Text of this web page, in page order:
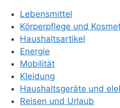
Lebensmittel
Körperpflege und
Haushaltsartikel
Energie
Mobilität
Kleidung
Haushaltsgeräte und
Reisen und Urlaub